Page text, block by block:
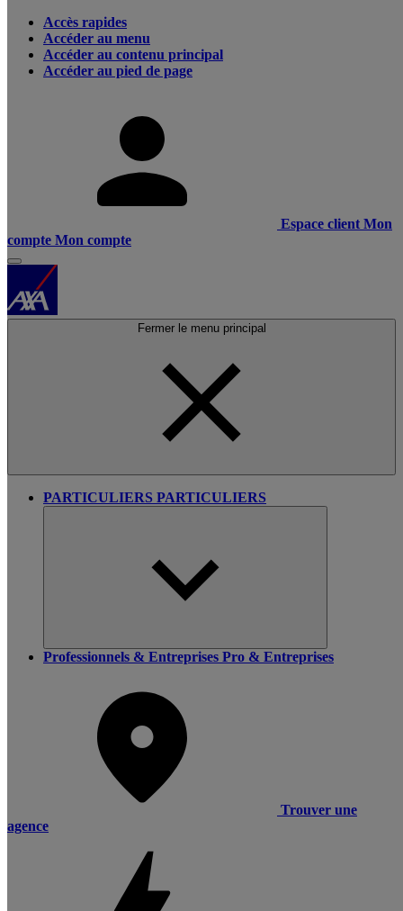
Accès rapides
Accéder au menu
Accéder au contenu principal
Accéder au pied de page
Espace client Mon
compte Mon compte
Fermer le menu principal
PARTICULIERS PARTICULIERS
Professionnels & Entreprises Pro & Entreprises
Trouver une
agence